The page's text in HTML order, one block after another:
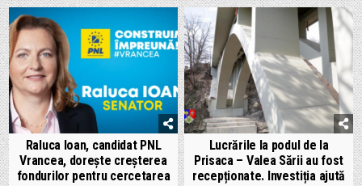
Raluca Ioan, candidat PNL
Vrancea, dorește creșterea
fondurilor pentru cercetarea
Lucrările la podul de la
Prisaca – Valea Sării au fost
recepționate. Investiția ajută